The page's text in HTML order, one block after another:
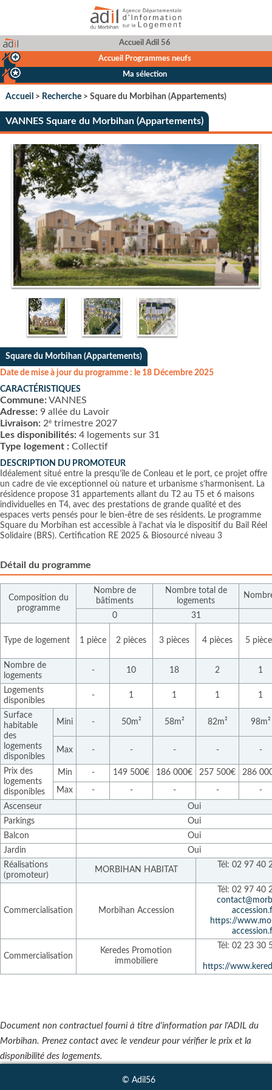
Accueil Adil 56
Accueil Programmes neufs
Ma sélection
Accueil > Recherche> Square du Morbihan (Appartements)
VANNES Square du Morbihan (Appartements)
Square du Morbihan (Appartements)
Date de mise à jour du programme : le 18 Décembre 2025
CARACTÉRISTIQUES
Commune:VANNES
Adresse: 9 allée du Lavoir
Livraison: 2è trimestre 2027
Les disponibilités: 4 logements sur 31
Type logement : Collectif
DESCRIPTION DU PROMOTEUR
Idéalement situé entre la presqu’île de Conleau et le port, ce projet offre
un cadre de vie exceptionnel où nature et urbanisme s’harmonisent. La
résidence propose 31 appartements allant du T2 au T5 et 6 maisons
individuelles en T4, avec des prestations de grande qualité et des
espaces verts pensés pour le bien-être de ses résidents. Le programme
Square du Morbihan est accessible à l’achat via le dispositif du Bail Réel
Solidaire (BRS). Certification RE 2025 & Biosourcé niveau 3
Détail du programme
Composition du
programme
Nombre de
bâtiments
Nombre total de
logements
0 31
Type de logement 1 pièce 2 pièces 3 pièces 4 pièces 5
Nombre de
logements
- 10 18 2 1
Logements
disponibles
- 1 1 1 1
Surface
habitable
des
logements
disponibles
Mini - 50m² 58m² 82m² 98m²
Max - - - - -
Prix des
logements
disponibles
Min - 149 500€ 186 000€ 257 500€ 286
Max - - - -
-
Ascenseur
Oui
Parkings
Oui
Balcon
Oui
Jardin
Oui
Réalisations
(promoteur)
MORBIHAN HABITAT
Tél: 02 97 40
Commercialisation Morbihan Accession
Tél: 02 97 40
https://
Commercialisation
Keredes Promotion
immobiliere
Tél: 02 23 30
https://
Document non contractuel fourni à titre d'information par l'ADIL du
Morbihan. Prenez contact avec le vendeur pour vérifier le prix et la
disponibilité des logements.
© Adil56